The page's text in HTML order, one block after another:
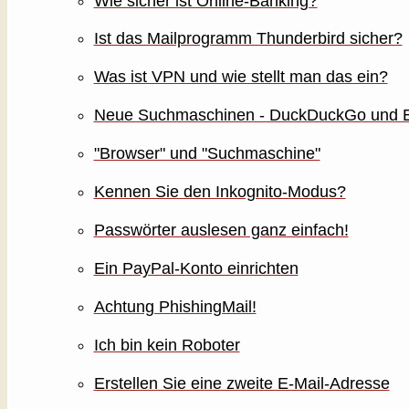
Ist das Mailprogramm Thunderbird sicher?
Was ist VPN und wie stellt man das ein?
Neue Suchmaschinen - DuckDuckGo und
"Browser" und "Suchmaschine"
Kennen Sie den Inkognito-Modus?
Passwörter auslesen ganz einfach!
Ein PayPal-Konto einrichten
Achtung PhishingMail!
Ich bin kein Roboter
Erstellen Sie eine zweite E-Mail-Adresse